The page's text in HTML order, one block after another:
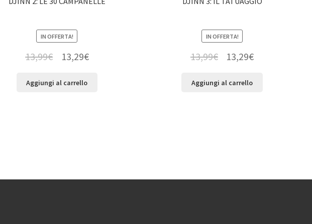
IN OFFERTA!
13,99€ 13,29€
Aggiungi al carrello
IN OFFERTA!
13,99€ 13,29€
Aggiungi al carrello